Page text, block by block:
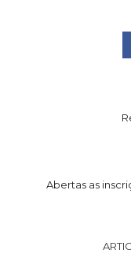
Abertas as